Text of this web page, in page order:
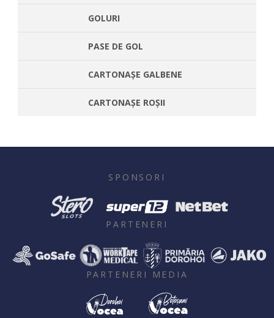
GOLURI
PASE DE GOL
CARTONAȘE GALBENE
CARTONAȘE ROȘII
SPONSORI
PARTENERI
PARTENERI MEDIA